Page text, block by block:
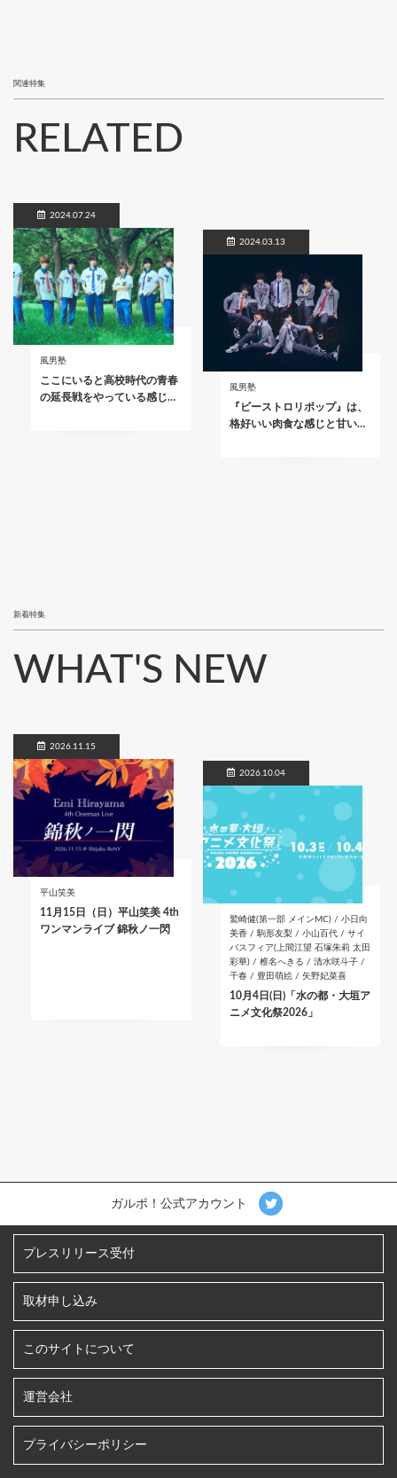
関連特集
RELATED
2024.07.24
風男塾
ここにいると高校時代の青春
の延長戦をやっている感じ…
2024.03.13
風男塾
『ビーストロリポップ』は、
格好いい肉食な感じと甘い…
新着特集
WHAT'S NEW
2026.11.15
平山笑美
11月15日（日）平山笑美 4th
ワンマンライブ 錦秋ノ一閃
2026.10.04
鷲崎健(第一部 メインMC) / 小日向
美香 / 駒形友梨 / 小山百代 / サイ
バスフィア(上間江望 石塚朱莉 太田
彩華) / 椎名へきる / 清水咲斗子 /
千春 / 豊田萌絵 / 矢野妃菜喜
10月4日(日)「水の都・大垣ア
ニメ文化祭2026」
ガルポ！公式アカウント
プレスリリース受付
取材申し込み
このサイトについて
運営会社
プライバシーポリシー